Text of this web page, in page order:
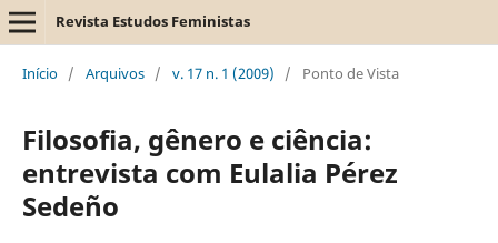
Revista Estudos Feministas
Início / Arquivos / v. 17 n. 1 (2009) / Ponto de Vista
Filosofia, gênero e ciência:
entrevista com Eulalia Pérez
Sedeño